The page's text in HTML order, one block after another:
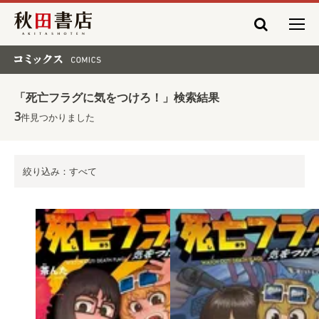
秋田書店
「死亡フラグに気をつけろ！」検索結果
3件見つかりました
絞り込み：すべて